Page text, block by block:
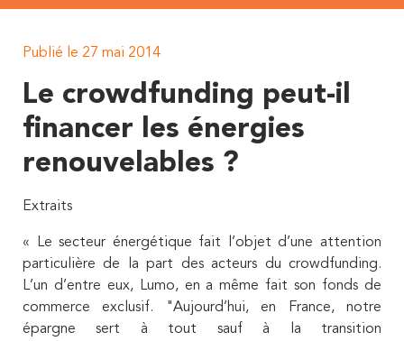
Publié le 27 mai 2014
Le crowdfunding peut-il
financer les énergies
renouvelables ?
Extraits
« Le secteur énergétique fait l’objet d’une attention
particulière de la part des acteurs du crowdfunding.
L’un d’entre eux, Lumo, en a même fait son fonds de
commerce exclusif. "Aujourd’hui, en France, notre
épargne sert à tout sauf à la transition